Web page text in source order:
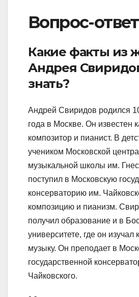
Вопрос-
Какие факты из
Андрея
знать?
Андрей Свиридов родился
года в Москве. Он известен
композитор и пианист. В
учеником Московской
музыкальной школы им.
поступил в Московскую
консерваторию им.
композицию и пианизм.
получил образование и в
университете, где он изучал
музыку. Он преподает в
государственной
Чайковского.